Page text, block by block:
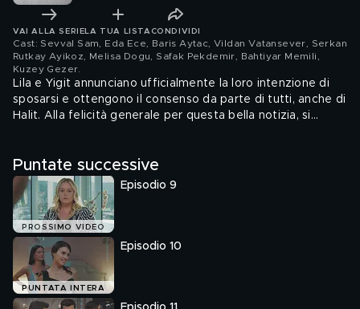
VAI ALLA SERIE LA TUA LISTA CONDIVIDI
Cast: Sevval Sam, Eda Ece, Baris Aytac, Vildan Vatansever, Serkan
Rutkay Ayikoz, Melisa Dogu, Safak Pekdemir, Bahtiyar Memili,
Kuzey Gezer
Lila e Yigit annunciano ufficialmente la loro intenzione di
sposarsi e ottengono il consenso da parte di tutti, anche di
Halit. Alla felicità generale per questa bella notizia, si
Puntate successive
PROSSIMO VIDEO
Episodio 9
PUNTATA INTERA
Episodio 10